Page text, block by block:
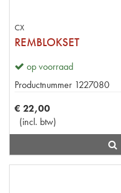
CX
REMBLOKSET
op voorraad
Productnummer 1227080
€ 22,00
(incl. btw)